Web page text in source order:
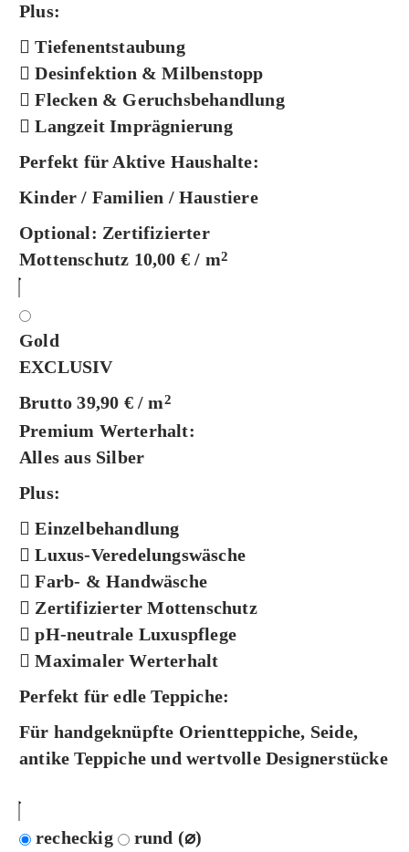
Plus:
Tiefenentstaubung
Desinfektion & Milbenstopp
Flecken & Geruchsbehandlung
Langzeit Imprägnierung
Perfekt für Aktive Haushalte:
Kinder / Familien / Haustiere
Optional: Zertifizierter
Mottenschutz 10,00 € / m2
Gold
EXCLUSIV
Brutto 39,90 € / m2
Premium Werterhalt:
Alles aus Silber
Plus:
Einzelbehandlung
Luxus-Veredelungswäsche
Farb- & Handwäsche
Zertifizierter Mottenschutz
pH-neutrale Luxuspflege
Maximaler Werterhalt
Perfekt für edle Teppiche:
Für handgeknüpfte Orientteppiche, Seide,
antike Teppiche und wertvolle Designerstücke
recheckig rund (⌀)